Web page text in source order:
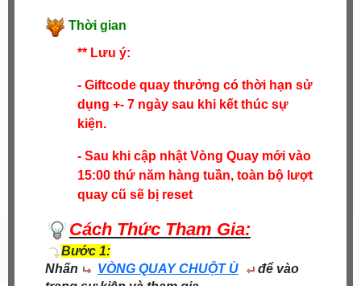
Thời gian
** Lưu ý:
- Giftcode quay thưởng có thời hạn sử
dụng +- 7 ngày sau khi kết thúc sự
kiện.
- Sau khi cập nhật Vòng Quay mới vào
15:00 thứ năm hàng tuần, toàn bộ lượt
quay cũ sẽ bị reset
Cách Thức Tham Gia:
Bước 1:
Nhấn
VÒNG QUAY CHUỘT Ù
để vào